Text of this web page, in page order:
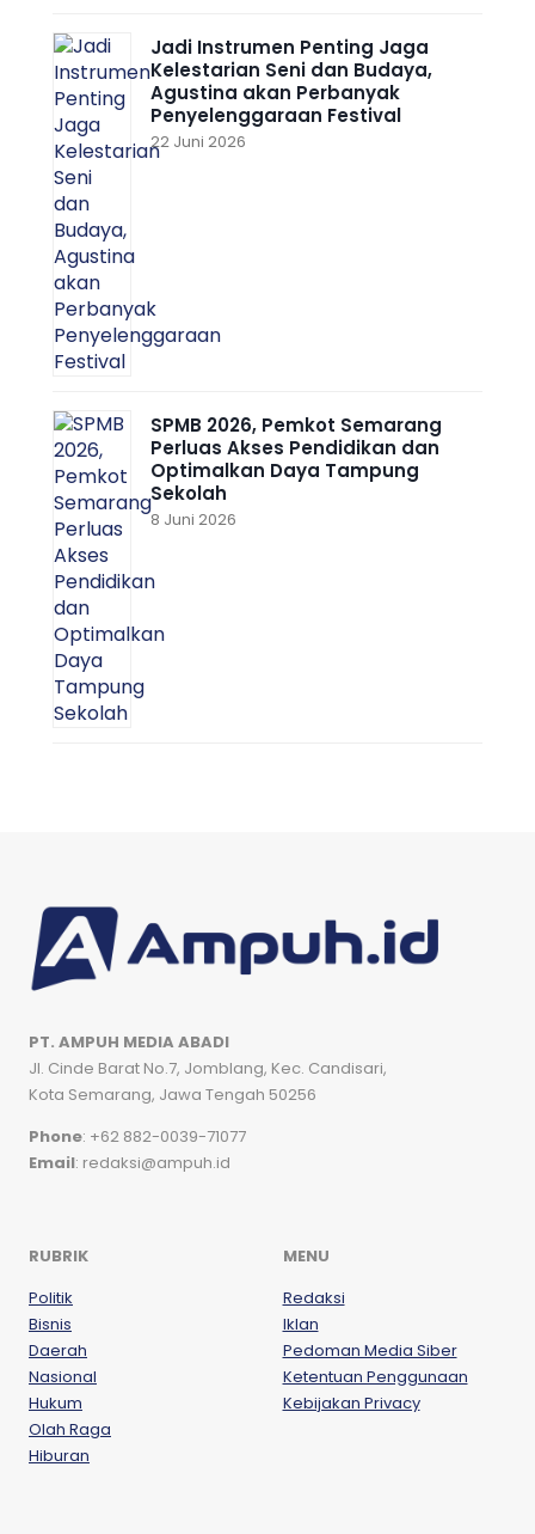
Jadi Instrumen Penting Jaga
Kelestarian Seni dan Budaya,
Agustina akan Perbanyak
Penyelenggaraan Festival
22 Juni 2026
SPMB 2026, Pemkot Semarang
Perluas Akses Pendidikan dan
Optimalkan Daya Tampung
Sekolah
8 Juni 2026
PT. AMPUH MEDIA ABADI
Jl. Cinde Barat No.7, Jomblang, Kec. Candisari,
Kota Semarang, Jawa Tengah 50256
Phone: +62 882-0039-71077
Email: redaksi@ampuh.id
RUBRIK
Politik
Bisnis
Daerah
Nasional
Hukum
Olah Raga
Hiburan
MENU
Redaksi
Iklan
Pedoman Media Siber
Ketentuan Penggunaan
Kebijakan Privacy